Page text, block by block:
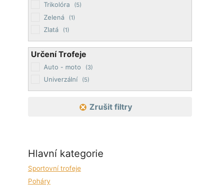
Trikolóra (5)
Zelená (1)
Zlatá (1)
Určení Trofeje
Auto - moto (3)
Univerzální (5)
Zrušit filtry
Hlavní kategorie
Sportovní trofeje
Poháry